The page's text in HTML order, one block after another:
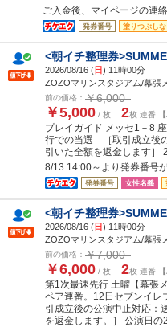
ご入金後、マイページの連
発券番号 塗りつぶしな
<朝イチ整理券
2026/08/16 (日) 11時00分
ZOZOマリンスタジアム/幕張
前の価格： ￥6,000
￥5,000 / 枚 2枚 連番
プレイガイド メッセ1－8
行での当選 ［取引成立後
引いた全額を返金します］
8/13 14:00～より発券番号
発券番号 女性名義
<朝イチ整理券
2026/08/16 (日) 11時00分
ZOZOマリンスタジアム/幕張
前の価格： ￥7,000
￥6,000 / 枚 2枚 連番
第1次最速先行 土曜【幕張
ペア連番。12日セブンイ
引成立後の公演中止対応：
を返金します。］ 公演日の